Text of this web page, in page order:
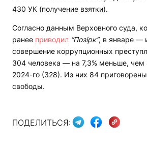
430 УК (получение взятки).
Согласно данным Верховного суда,
ранее приводил “Позірк“, в январе —
совершение коррупционных
304 человека — на 7,3% меньше, чем
2024-го (328). Из них 84
свободы.
ПОДЕЛИТЬСЯ: